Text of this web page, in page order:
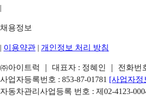
|
채용정보
| 이용약관 | 개인정보 처리 방침
㈜아이트럭 ｜ 대표자 : 정혜인 ｜ 전화번
사업자등록번호 : 853-87-01781 [사업자정
자동차관리사업등록 번호 : 제02-4123-